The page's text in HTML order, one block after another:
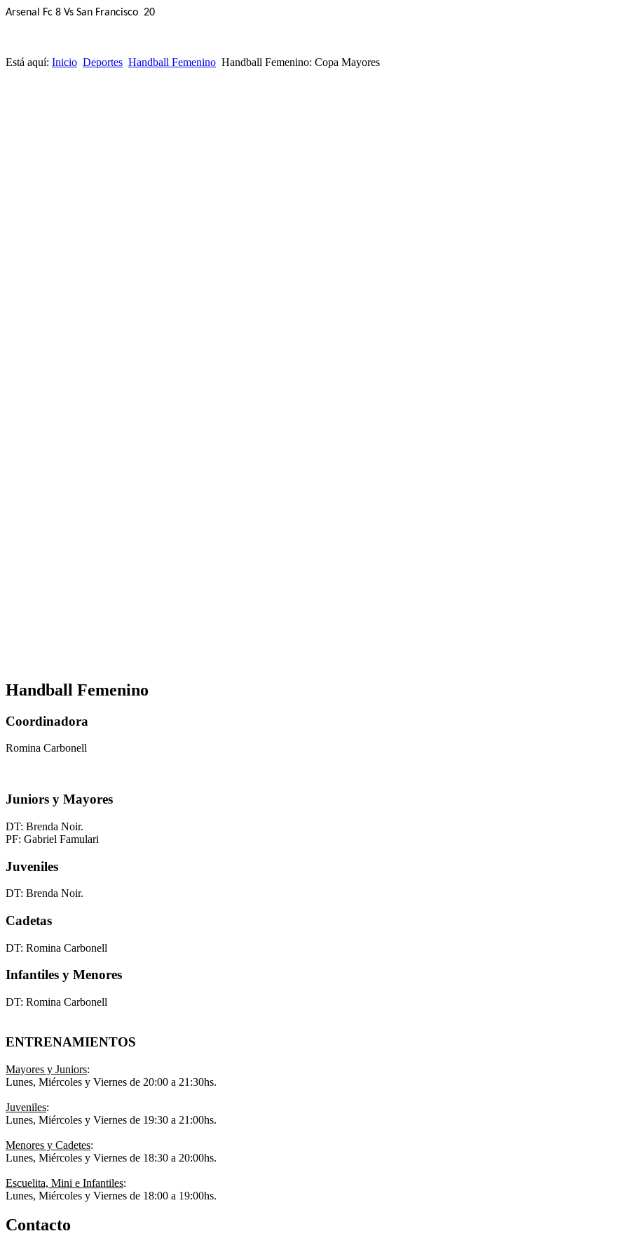
Arsenal Fc 8 Vs San Francisco 20
Está aquí: Inicio Deportes Handball Femenino Handball Femenino: Copa Mayores
Handball Femenino
Coordinadora
Romina Carbonell
Juniors y Mayores
DT: Brenda Noir.
PF: Gabriel Famulari
Juveniles
DT: Brenda Noir.
Cadetas
DT: Romina Carbonell
Infantiles y Menores
DT: Romina Carbonell
ENTRENAMIENTOS
Mayores y Juniors:
Lunes, Miércoles y Viernes de 20:00 a 21:30hs.
Juveniles:
Lunes, Miércoles y Viernes de 19:30 a 21:00hs.
Menores y Cadetes:
Lunes, Miércoles y Viernes de 18:30 a 20:00hs.
Escuelita, Mini e Infantiles:
Lunes, Miércoles y Viernes de 18:00 a 19:00hs.
Contacto